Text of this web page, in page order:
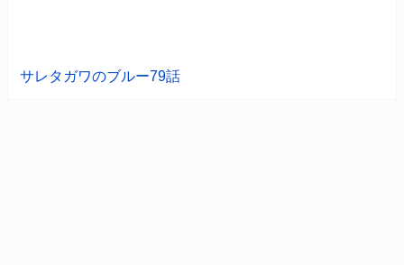
サレタガワのブルー79話